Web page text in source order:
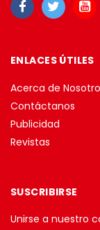
ENLACES ÚTILES
Acerca de
Contáctanos
Publicidad
Revistas
SUSCRIBIRSE
Unirse a nuestro